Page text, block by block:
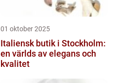
01 oktober 2025
Italiensk butik i Stockholm:
en världs av elegans och
kvalitet